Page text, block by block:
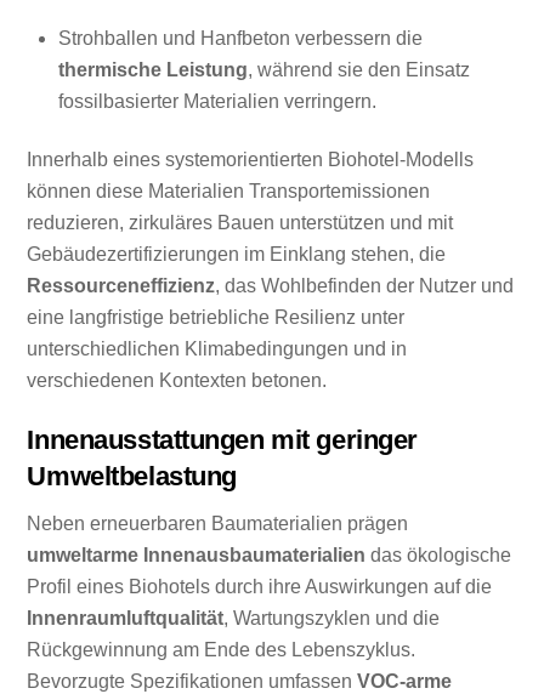
Strohballen und Hanfbeton verbessern die
thermische Leistung, während sie den Einsatz
fossilbasierter Materialien verringern.
Innerhalb eines systemorientierten Biohotel-Modells
können diese Materialien Transportemissionen
reduzieren, zirkuläres Bauen unterstützen und mit
Gebäudezertifizierungen im Einklang stehen, die
Ressourceneffizienz, das Wohlbefinden der Nutzer und
eine langfristige betriebliche Resilienz unter
unterschiedlichen Klimabedingungen und in
verschiedenen Kontexten betonen.
Innenausstattungen mit geringer
Umweltbelastung
Neben erneuerbaren Baumaterialien prägen
umweltarme Innenausbaumaterialien das ökologische
Profil eines Biohotels durch ihre Auswirkungen auf die
Innenraumluftqualität, Wartungszyklen und die
Rückgewinnung am Ende des Lebenszyklus.
Bevorzugte Spezifikationen umfassenVOC-arme